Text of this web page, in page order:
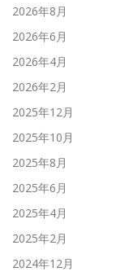
2026年8月
2026年6月
2026年4月
2026年2月
2025年12月
2025年10月
2025年8月
2025年6月
2025年4月
2025年2月
2024年12月